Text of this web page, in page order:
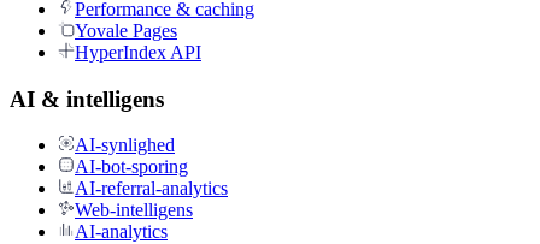
Performance & caching
Yovale Pages
HyperIndex API
AI & intelligens
AI-synlighed
AI-bot-sporing
AI-referral-analytics
Web-intelligens
AI-analytics